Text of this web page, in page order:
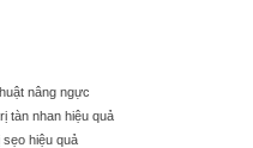
nâng ngực
tàn nhan hiệu quả
sẹo hiệu quả